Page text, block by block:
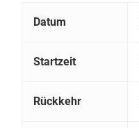
Datum
Startzeit
Rückkehr